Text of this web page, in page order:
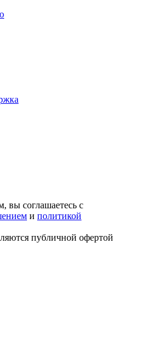
вы соглашаетесь с
и политикой
публичной офертой